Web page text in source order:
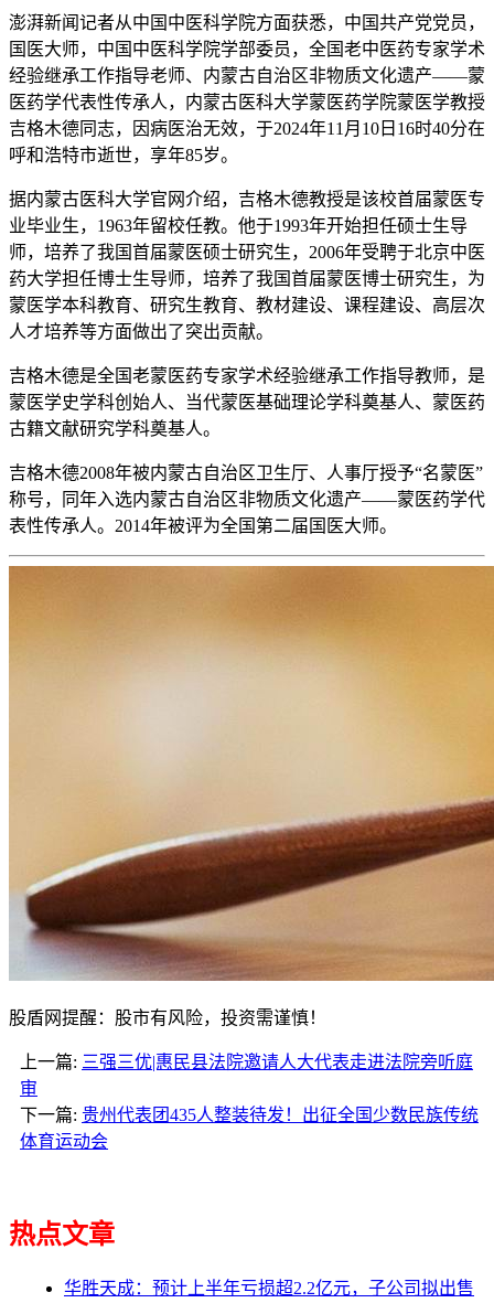
澎湃新闻记者从中国中医科学院方面获悉，中国共产党党员，
国医大师，中国中医科学院学部委员，全国老中医药专家学术
经验继承工作指导老师、内蒙古自治区非物质文化遗产——蒙
医药学代表性传承人，内蒙古医科大学蒙医药学院蒙医学教授
吉格木德同志，因病医治无效，于2024年11月10日16时40分在
呼和浩特市逝世，享年85岁。
据内蒙古医科大学官网介绍，吉格木德教授是该校首届蒙医专
业毕业生，1963年留校任教。他于1993年开始担任硕士生导
师，培养了我国首届蒙医硕士研究生，2006年受聘于北京中医
药大学担任博士生导师，培养了我国首届蒙医博士研究生，为
蒙医学本科教育、研究生教育、教材建设、课程建设、高层次
人才培养等方面做出了突出贡献。
吉格木德是全国老蒙医药专家学术经验继承工作指导教师，是
蒙医学史学科创始人、当代蒙医基础理论学科奠基人、蒙医药
古籍文献研究学科奠基人。
吉格木德2008年被内蒙古自治区卫生厅、人事厅授予“名蒙医”
称号，同年入选内蒙古自治区非物质文化遗产——蒙医药学代
表性传承人。2014年被评为全国第二届国医大师。
股盾网提醒：股市有风险，投资需谨慎！
上一篇: 三强三优|惠民县法院邀请人大代表走进法院旁听庭
审
下一篇: 贵州代表团435人整装待发！出征全国少数民族传统
体育运动会
热点文章
华胜天成：预计上半年亏损超2.2亿元，子公司拟出售